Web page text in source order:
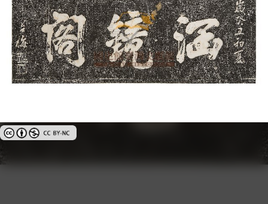
創用CC姓名標示-非商業性 3.0 台灣及其後版本(CC BY-NC 3.0 TW +)